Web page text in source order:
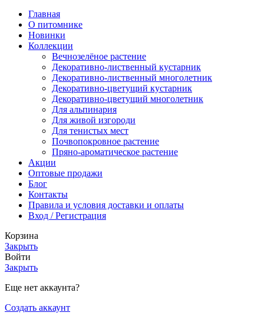
Главная
О питомнике
Новинки
Коллекции
Вечнозелёное растение
Декоративно-лиственный кустарник
Декоративно-лиственный многолетник
Декоративно-цветущий кустарник
Декоративно-цветущий многолетник
Для альпинария
Для живой изгороди
Для тенистых мест
Почвопокровное растение
Пряно-ароматическое растение
Акции
Оптовые продажи
Блог
Контакты
Правила и условия доставки и оплаты
Вход / Регистрация
Корзина
Закрыть
Войти
Закрыть
Еще нет аккаунта?
Создать аккаунт